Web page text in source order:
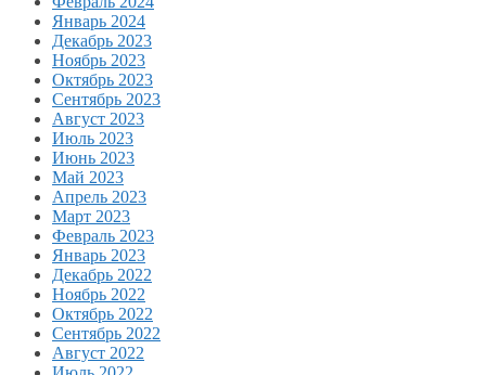
Январь 2024
Декабрь 2023
Ноябрь 2023
Октябрь 2023
Сентябрь 2023
Август 2023
Июль 2023
Июнь 2023
Май 2023
Апрель 2023
Март 2023
Февраль 2023
Январь 2023
Декабрь 2022
Ноябрь 2022
Октябрь 2022
Сентябрь 2022
Август 2022